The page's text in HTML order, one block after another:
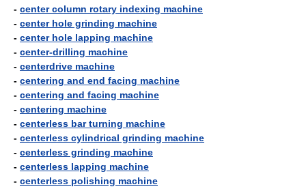
- center column rotary indexing machine
- center hole grinding machine
- center hole lapping machine
- center-drilling machine
- centerdrive machine
- centering and end facing machine
- centering and facing machine
- centering machine
- centerless bar turning machine
- centerless cylindrical grinding machine
- centerless grinding machine
- centerless lapping machine
- centerless polishing machine